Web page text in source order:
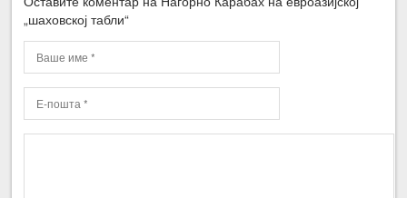
„шаховској табли“